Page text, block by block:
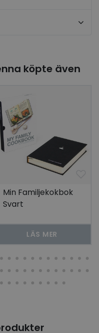
köpte även
Min Familjekokbok
Svart
LÄS MER